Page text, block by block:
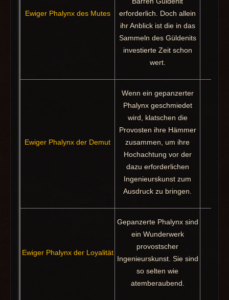
Ewiger Phalynx des Mutes
erforderlich. Doch allein
ihr Anblick ist die in das
Sammeln des Güldenits
investierte Zeit schon
wert.
Ewiger Phalynx der Demut
Wenn ein gepanzerter
Phalynx geschmiedet
wird, klatschen die
Provosten ihre Hämmer
zusammen, um ihre
Hochachtung vor der
dazu erforderlichen
Ingenieurskunst zum
Ausdruck zu bringen.
Ewiger Phalynx der Loyalität
Gepanzerte Phalynx sind
ein Wunderwerk
provostscher
Ingenieurskunst. Sie sind
so selten wie
atemberaubend.